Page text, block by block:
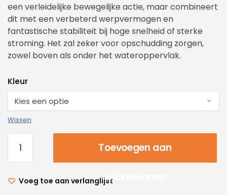
een verleidelijke bewegelijke actie, maar combineert
dit met een verbeterd werpvermogen en
fantastische stabiliteit bij hoge snelheid of sterke
stroming. Het zal zeker voor opschudding zorgen,
zowel boven als onder het wateroppervlak.
Kleur
Wissen
Toevoegen aan
winkelwagen
Voeg toe aan verlanglijst